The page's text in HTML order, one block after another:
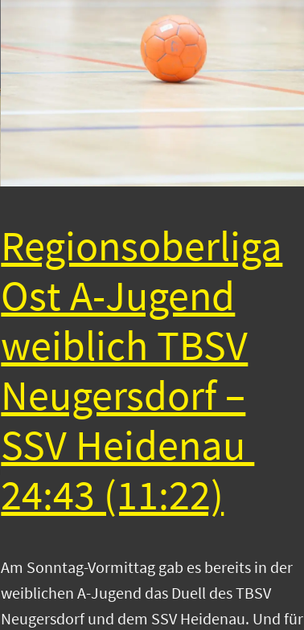
Regionsoberliga
Ost A-Jugend
weiblich TBSV
Neugersdorf –
SSV Heidenau
24:43 (11:22)
Am Sonntag-Vormittag gab es bereits in der
weiblichen A-Jugend das Duell des TBSV
Neugersdorf und dem SSV Heidenau. Und für